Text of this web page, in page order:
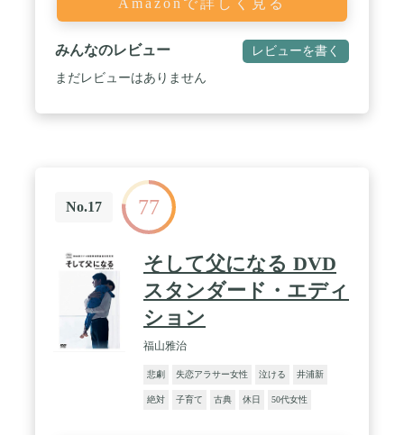
みんなのレビュー レビューを書く
まだレビューはありません
No.17 77
そして父になる DVD
スタンダード・エディ
ション
福山雅治
悲劇 失恋アラサー女性 泣ける 井浦新
絶対 子育て 古典 休日 50代女性